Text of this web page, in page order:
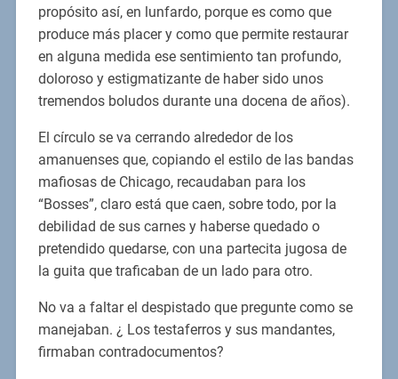
propósito así, en lunfardo, porque es como que
produce más placer y como que permite restaurar
en alguna medida ese sentimiento tan profundo,
doloroso y estigmatizante de haber sido unos
tremendos boludos durante una docena de años).
El círculo se va cerrando alrededor de los
amanuenses que, copiando el estilo de las bandas
mafiosas de Chicago, recaudaban para los
“Bosses”, claro está que caen, sobre todo, por la
debilidad de sus carnes y haberse quedado o
pretendido quedarse, con una partecita jugosa de
la guita que traficaban de un lado para otro.
No va a faltar el despistado que pregunte como se
manejaban. ¿ Los testaferros y sus mandantes,
firmaban contradocumentos?